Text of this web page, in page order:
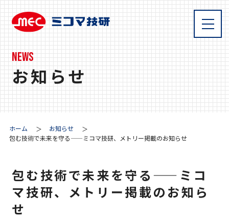
NEWS
お知らせ
ホーム
お知らせ
包む技術で未来を守る——ミコマ技研、メトリー掲載のお知らせ
包む技術で未来を守る——ミコ
マ技研、メトリー掲載のお知ら
せ